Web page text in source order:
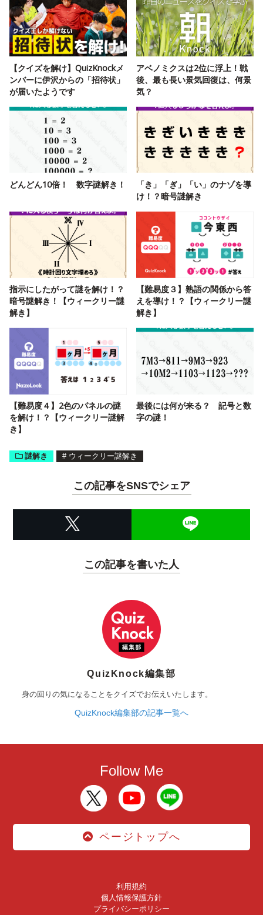
【クイズを解け】QuizKnockメ
ンバーに伊沢からの「招待状」
が届いたようです
アベノミクスは2位に浮上！戦
後、最も長い景気回復は、何景
気？
どんどん10倍！ 数字謎解き！
「き」「ぎ」「い」のナゾを導
け！？暗号謎解き
指示にしたがって謎を解け！？
暗号謎解き！【ウィークリー謎
解き】
【難易度３】熟語の関係から答
えを導け！？【ウィークリー謎
解き】
【難易度４】2色のパネルの謎
を解け！？【ウィークリー謎解
き】
最後には何が来る？ 記号と数
字の謎！
謎解き # ウィークリー謎解き
この記事をSNSでシェア
この記事を書いた人
QuizKnock編集部
身の回りの気になることをクイズでお伝えいたします。
QuizKnock編集部の記事一覧へ
Follow Me
ページトップへ
利用規約
個人情報保護方針
プライバシーポリシー